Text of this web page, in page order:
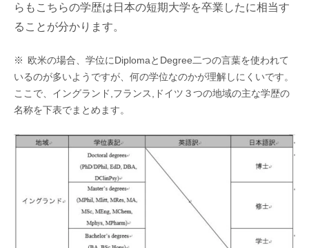
らもこちらの学歴は日本の短期大学を卒業したに相当す
ることが分かります。
※ 欧米の場合、学位にDiplomaとDegree二つの言葉を使われて
いるのが多いようですが、何の学位なのかが理解しにくいです。
ここで、イングランド,フランス,ドイツ３つの地域の主な学歴の
名称を下表でまとめます。